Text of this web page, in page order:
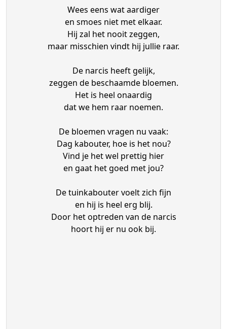
Wees eens wat aardiger
en smoes niet met elkaar.
Hij zal het nooit zeggen,
maar misschien vindt hij jullie raar.
De narcis heeft gelijk,
zeggen de beschaamde bloemen.
Het is heel onaardig
dat we hem raar noemen.
De bloemen vragen nu vaak:
Dag kabouter, hoe is het nou?
Vind je het wel prettig hier
en gaat het goed met jou?
De tuinkabouter voelt zich fijn
en hij is heel erg blij.
Door het optreden van de narcis
hoort hij er nu ook bij.